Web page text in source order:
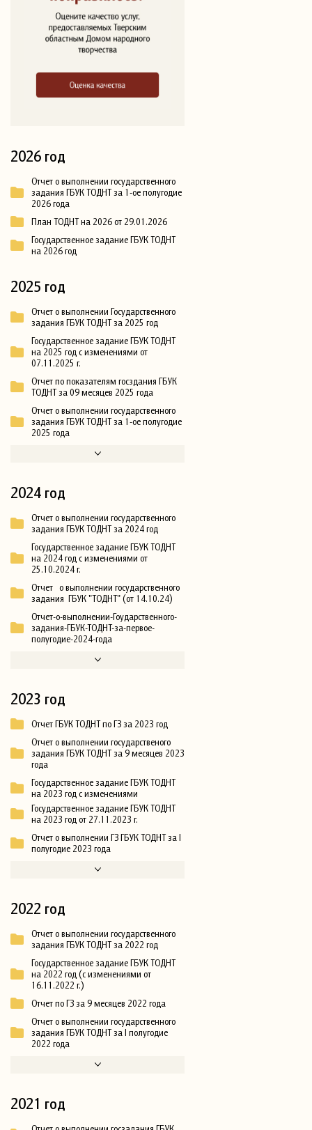
2026 год
Отчет о выполнении государственного
задания ГБУК ТОДНТ за 1-ое полугодие
2026 года
План ТОДНТ на 2026 от 29.01.2026
Государственное задание ГБУК ТОДНТ
на 2026 год
2025 год
Отчет о выполнении Государственного
задания ГБУК ТОДНТ за 2025 год
Государственное задание ГБУК ТОДНТ
на 2025 год с изменениями от
07.11.2025 г.
Отчет по показателям госздания ГБУК
ТОДНТ за 09 месяцев 2025 года
Отчет о выполнении государственного
задания ГБУК ТОДНТ за 1-ое полугодие
2025 года
2024 год
Отчет о выполнении государственного
задания ГБУК ТОДНТ за 2024 год
Государственное задание ГБУК ТОДНТ
на 2024 год с изменениями от
25.10.2024 г.
Отчет о выполнении государственного
задания ГБУК "ТОДНТ" (от 14.10.24)
Отчет-о-выполнении-Гоударственного-
задания-ГБУК-ТОДНТ-за-первое-
полугодие-2024-года
2023 год
Отчет ГБУК ТОДНТ по ГЗ за 2023 год
Отчет о выполнении государственого
задания ГБУК ТОДНТ за 9 месяцев 2023
года
Государственное задание ГБУК ТОДНТ
на 2023 год с изменениями
Государственное задание ГБУК ТОДНТ
на 2023 год от 27.11.2023 г.
Отчет о выполнении ГЗ ГБУК ТОДНТ за I
полугодие 2023 года
2022 год
Отчет о выполнении государственного
задания ГБУК ТОДНТ за 2022 год
Государственное задание ГБУК ТОДНТ
на 2022 год (с изменениями от
16.11.2022 г.)
Отчет по ГЗ за 9 месяцев 2022 года
Отчет о выполнении государственного
задания ГБУК ТОДНТ за I полугодие
2022 года
2021 год